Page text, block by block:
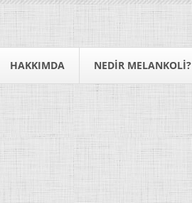
HAKKIMDA NEDIR MELANKOLI?